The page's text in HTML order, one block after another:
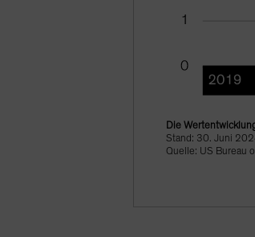
Die
Stand: 30. Juni
Quelle: US Bureau